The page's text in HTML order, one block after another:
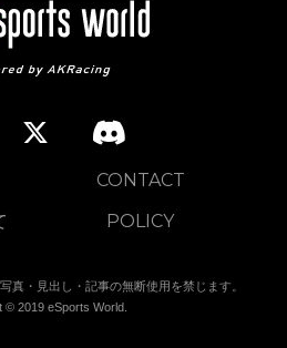
CONTACT
POLICY
真・見出し・記事の無断使用を禁じます。
© 2019 eSports World.